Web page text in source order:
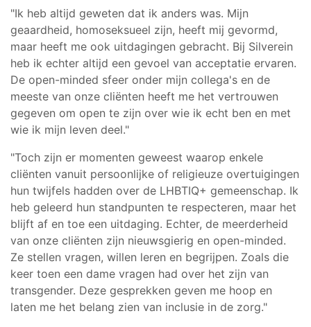
"Ik heb altijd geweten dat ik anders was. Mijn
geaardheid, homoseksueel zijn, heeft mij gevormd,
maar heeft me ook uitdagingen gebracht. Bij Silverein
heb ik echter altijd een gevoel van acceptatie ervaren.
De open-minded sfeer onder mijn collega's en de
meeste van onze cliënten heeft me het vertrouwen
gegeven om open te zijn over wie ik echt ben en met
wie ik mijn leven deel."
"Toch zijn er momenten geweest waarop enkele
cliënten vanuit persoonlijke of religieuze overtuigingen
hun twijfels hadden over de LHBTIQ+ gemeenschap. Ik
heb geleerd hun standpunten te respecteren, maar het
blijft af en toe een uitdaging. Echter, de meerderheid
van onze cliënten zijn nieuwsgierig en open-minded.
Ze stellen vragen, willen leren en begrijpen. Zoals die
keer toen een dame vragen had over het zijn van
transgender. Deze gesprekken geven me hoop en
laten me het belang zien van inclusie in de zorg."